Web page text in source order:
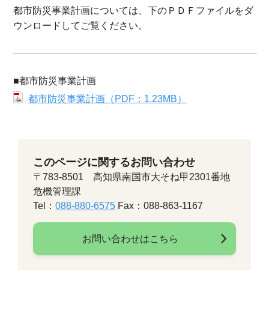
都市防災事業計画については、下のＰＤＦファイルをダ
ウンロードしてご覧ください。
■都市防災事業計画
都市防災事業計画（PDF：1.23MB）
このページに関するお問い合わせ
〒783-8501 高知県南国市大そね甲2301番地
危機管理課
Tel：088-880-6575 Fax：088-863-1167
お問い合わせはこちら